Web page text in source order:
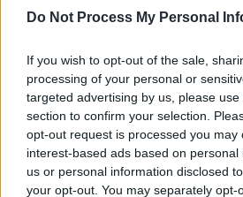
Do Not Process My Personal
If you wish to opt-out of the sale,
processing of your personal or
targeted advertising by us, please
section to confirm your selection.
opt-out request is processed you may
interest-based ads based on
us or personal information disclosed
your opt-out. You may separately opt-
Ειδικότερα, ο χρήστης
κάνει είναι να επιλέξει
Google την διαδρομή
και σε όλες τις υπόλοιπες
αρχικό σημείο που
προορισμού.